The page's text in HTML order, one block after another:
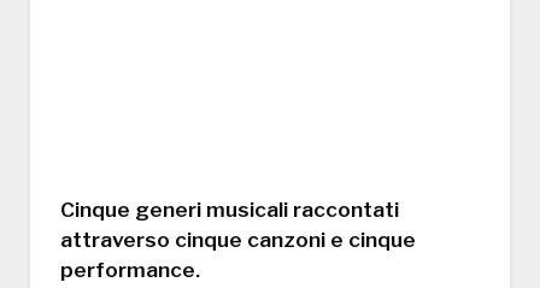
Cinque generi musicali raccontati
attraverso cinque canzoni e cinque
performance.